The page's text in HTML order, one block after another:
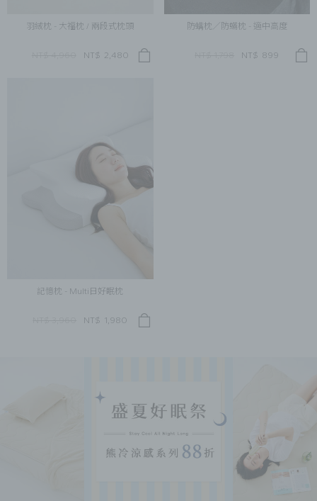
羽絨枕 - 大福枕 / 兩段式枕頭
NT$ 2,480
防螨枕／防蟎枕 - 適中高度
NT$ 899
記憶枕 - Multi日好眠枕
NT$ 1,980